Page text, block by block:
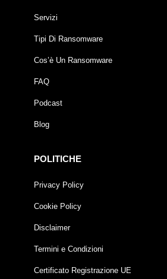
Servizi
Tipi Di Ransomware
Cos’è Un Ransomware
FAQ
Podcast
Blog
POLITICHE
Privacy Policy
Cookie Policy
Disclaimer
Termini e Condizioni
Certificato Registrazione UE